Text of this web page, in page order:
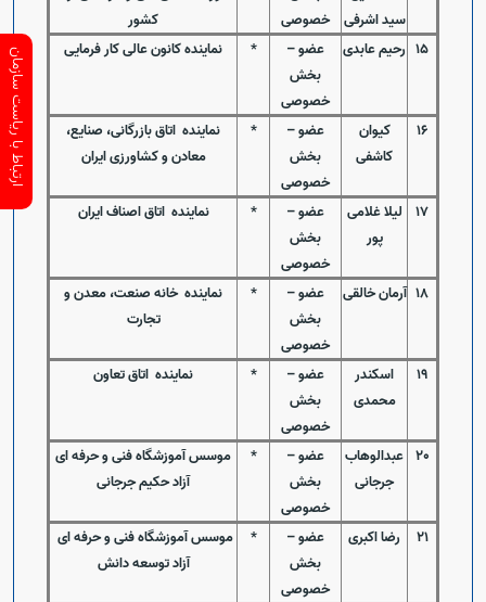
سید اشرفی
خصوصی
کشور
15 رحیم عابدی عضو–
بخش
خصوصی
* نماینده کانون عالی کار فرمایی
16
کیوان
کاشفی
عضو–
بخش
خصوصی
*
نماینده اتاق بازرگانی، صنایع،
معادن و کشاورزی ایران
17
لیلا غلامی
پور
عضو–
بخش
خصوصی
* نماینده اتاق اصناف ایران
18 آرمان خالقی عضو–
بخش
خصوصی
*
نماینده خانه صنعت، معدن و
تجارت
19
اسکندر
محمدی
عضو–
بخش
خصوصی
* نماینده اتاق تعاون
20 عبدالوهاب
جرجانی
عضو–
بخش
خصوصی
*
موسس آموزشگاه فنی و حرفه ای
آزاد حکیم جرجانی
21 رضا اکبری عضو–
بخش
خصوصی
*
موسس آموزشگاه فنی و حرفه ای
آزاد توسعه دانش
ارتباط با ریاست سازمان